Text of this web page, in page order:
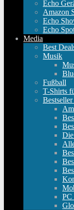
Echo
Amazon
Echo
Echo
Media
Best
Musik
Fußball
T-Shirts
PC